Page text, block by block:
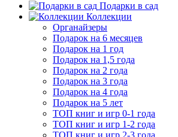
Подарки в сад
Коллекции
Органайзеры
Подарок на 6 месяцев
Подарок на 1 год
Подарок на 1,5 года
Подарок на 2 года
Подарок на 3 года
Подарок на 4 года
Подарок на 5 лет
ТОП книг и игр 0-1 года
ТОП книг и игр 1-2 года
ТОП книг и игр 2-3 года